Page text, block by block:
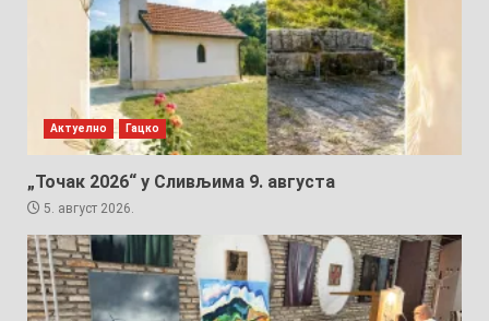
Актуелно Гацко
„Точак 2026“ у Сливљима 9. августа
5. август 2026.